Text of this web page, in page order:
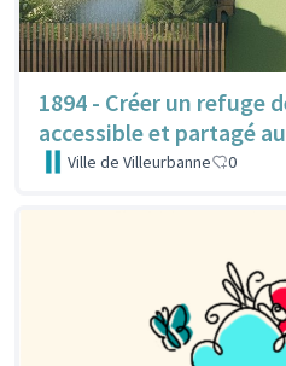
1894 - Créer un refuge
accessible et partagé
Ville de Villeurbanne 0